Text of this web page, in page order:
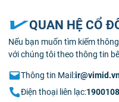
QUAN HỆ CỔ
Nếu bạn muốn tìm kiếm
với chúng tôi theo thông tin
Thông tin Mail:
Điện thoại liên lạc: